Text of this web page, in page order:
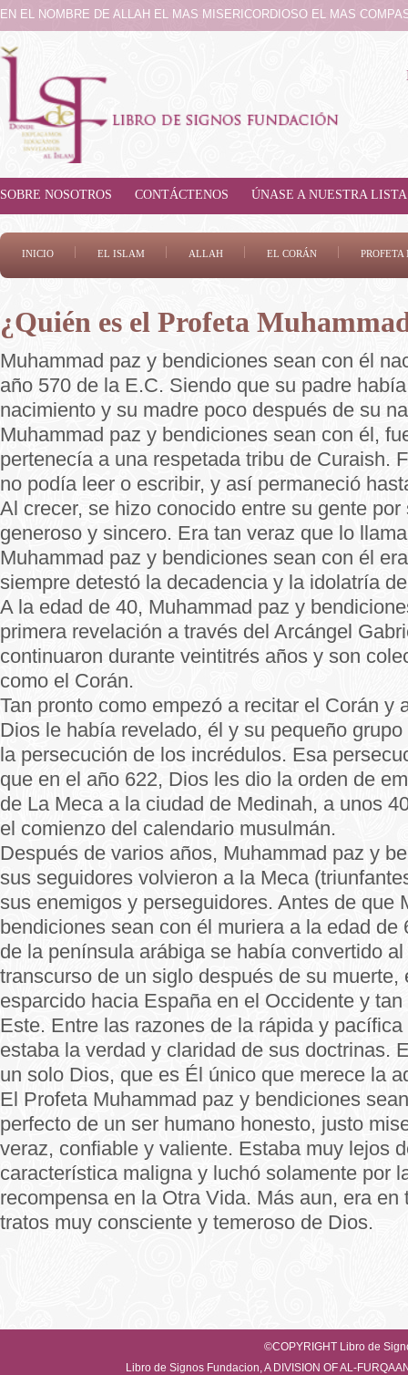
EN EL NOMBRE DE ALLAH EL MAS MISERICORDIOSO EL MAS
SOBRE NOSOTROS CONTÁCTENOS ÚNASE A NUESTRA
INICIO EL ISLAM ALLAH EL CORÁN
¿Quién es el Profeta
Muhammad paz y bendiciones sean con él
año 570 de la E.C. Siendo que su padre
nacimiento y su madre poco después de su
Muhammad paz y bendiciones sean con él,
pertenecía a una respetada tribu de Curaish.
no podía leer o escribir, y así permaneció
Al crecer, se hizo conocido entre su gente
generoso y sincero. Era tan veraz que lo
Muhammad paz y bendiciones sean con él
siempre detestó la decadencia y la idolatría
A la edad de 40, Muhammad paz y
primera revelación a través del Arcángel
continuaron durante veintitrés años y son
como el Corán.
Tan pronto como empezó a recitar el Corán y
Dios le había revelado, él y su pequeño
la persecución de los incrédulos. Esa
que en el año 622, Dios les dio la orden de
de La Meca a la ciudad de Medinah, a unos
el comienzo del calendario musulmán.
Después de varios años, Muhammad paz y
sus seguidores volvieron a la Meca
sus enemigos y perseguidores. Antes de que
bendiciones sean con él muriera a la edad de
de la península arábiga se había convertido
transcurso de un siglo después de su muerte,
esparcido hacia España en el Occidente y
Este. Entre las razones de la rápida y
estaba la verdad y claridad de sus doctrinas.
un solo Dios, que es Él único que merece la
El Profeta Muhammad paz y bendiciones
perfecto de un ser humano honesto, justo
veraz, confiable y valiente. Estaba muy lejos
característica maligna y luchó solamente por
recompensa en la Otra Vida. Más aun, era
tratos muy consciente y temeroso de Dios.
©COPYRIGHT Libro de
Libro de Signos Fundacion, A DIVISION OF AL-